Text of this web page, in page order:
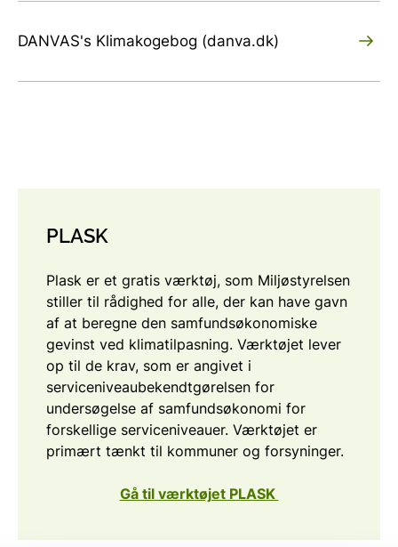
DANVAS's Klimakogebog (danva.dk)
PLASK
Plask er et gratis værktøj, som Miljøstyrelsen
stiller til rådighed for alle, der kan have gavn
af at beregne den samfundsøkonomiske
gevinst ved klimatilpasning. Værktøjet lever
op til de krav, som er angivet i
serviceniveaubekendtgørelsen for
undersøgelse af samfundsøkonomi for
forskellige serviceniveauer. Værktøjet er
primært tænkt til kommuner og forsyninger.
Gå til værktøjet PLASK